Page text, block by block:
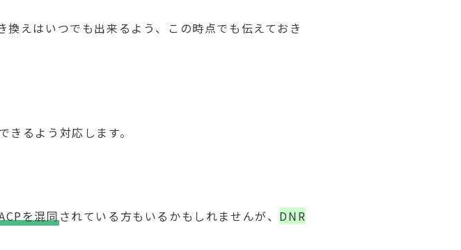
えはいつでも出来るよう、この時点でも伝えておき
るよう対応します。
を混同されている方もいるかもしれませんが、 DNR